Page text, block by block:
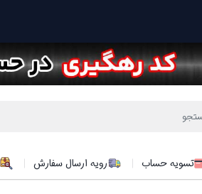
تسویه حساب رویه ارسال سفارش